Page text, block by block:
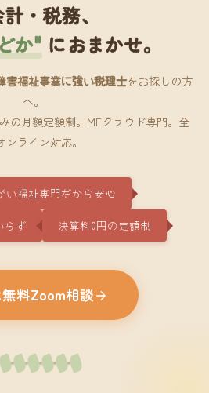
・税務、
か" におまかせ。
害福祉事業に強い税理士をお探しの方
へ。
の月額定額制。MFクラウド専門。全
ンライン対応。
い福祉専門だから安心
らず 決算料0円の定額制
料Zoom相談